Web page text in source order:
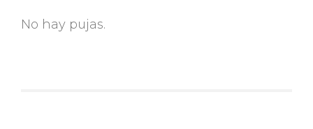
No hay pujas.